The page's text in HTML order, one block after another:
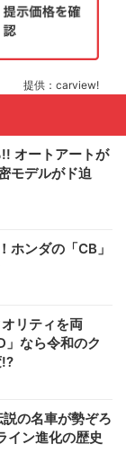
提供：carview!
オートアートが
モデルがド迫
ンダの「CB」
リティを両
なら令和のク
説の名車が勢ぞろ
イン進化の歴史